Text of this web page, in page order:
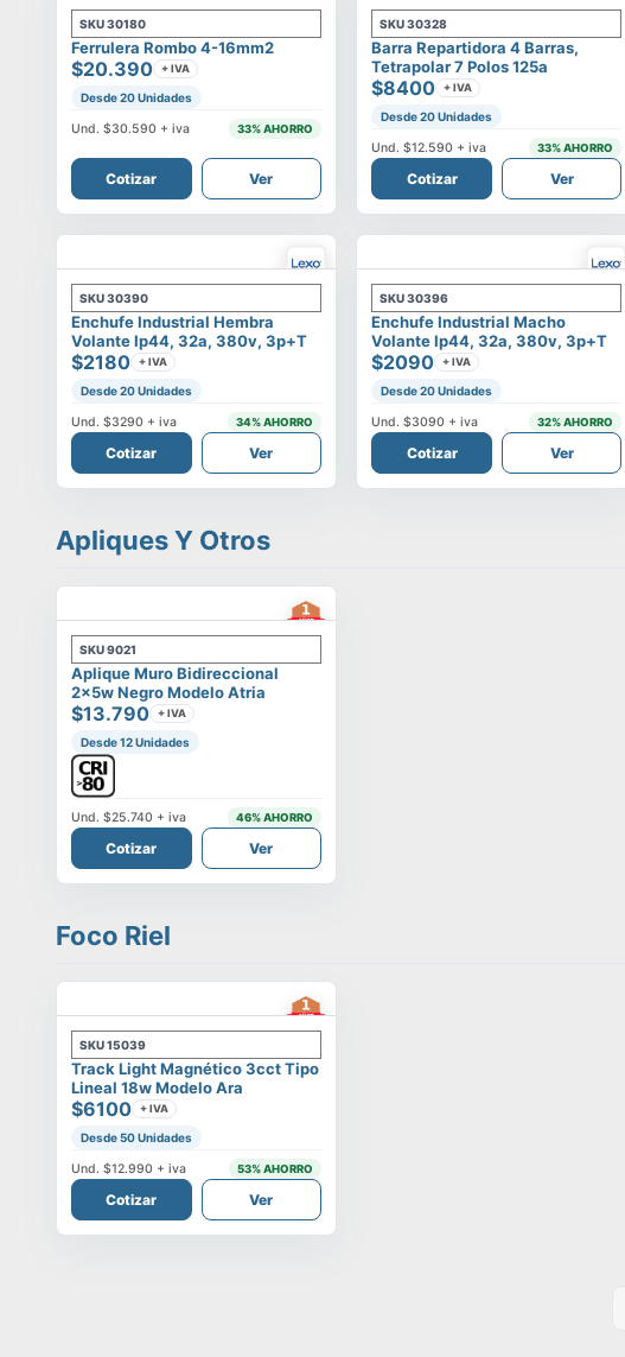
SKU30180
Ferrulera Rombo 4-16mm2
$20.390 + IVA
Desde 20 Unidades
Und.$30.590 + iva 33% AHORRO
Cotizar Ver
SKU30328
Barra Repartidora 4 Barras,
Tetrapolar 7 Polos 125a
$8400 + IVA
Desde 20 Unidades
Und.$12.590 + iva 33% AHORRO
Cotizar Ver
SKU30390
Enchufe Industrial Hembra
Volante Ip44, 32a, 380v, 3p+t
$2180 + IVA
Desde 20 Unidades
Und.$3290 + iva 34% AHORRO
Cotizar Ver
SKU30396
Enchufe Industrial Macho
Volante Ip44, 32a, 380v, 3p+t
$2090 + IVA
Desde 20 Unidades
Und.$3090 + iva 32% AHORRO
Cotizar Ver
Apliques Y Otros
SKU9021
Aplique Muro Bidireccional
2x5w Negro Modelo Atria
$13.790 + IVA
Desde 12 Unidades
Und.$25.740 + iva 46% AHORRO
Cotizar Ver
Foco Riel
SKU15039
Track Light Magnético 3cct Tipo
Lineal 18w Modelo Ara
$6100 + IVA
Desde 50 Unidades
Und.$12.990 + iva 53% AHORRO
Cotizar Ver